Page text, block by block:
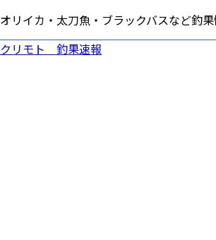
リイカ・太刀魚・ブラックバスなど釣